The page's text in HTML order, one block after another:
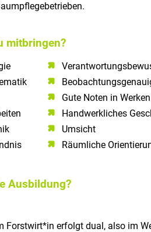
mitbringen?
Gute Noten in Werken
Handwerkliches
Umsicht
Räumliche
Ausbildung?
Forstwirt*in erfolgt dual, also im